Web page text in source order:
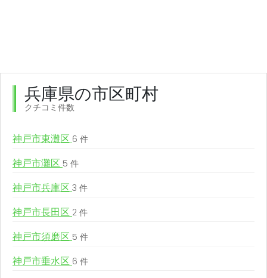
兵庫県の市区町村
クチコミ件数
神戸市東灘区 6 件
神戸市灘区 5 件
神戸市兵庫区 3 件
神戸市長田区 2 件
神戸市須磨区 5 件
神戸市垂水区 6 件